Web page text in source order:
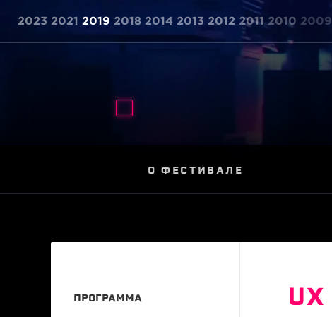
2023 2021 2019 2018 2014 2013 2012 2011 2010 2009
О ФЕСТИВАЛЕ
ПРОГРАММА UX